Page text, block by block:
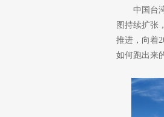
中国台
图持续扩张
推进，向着
如何跑出来